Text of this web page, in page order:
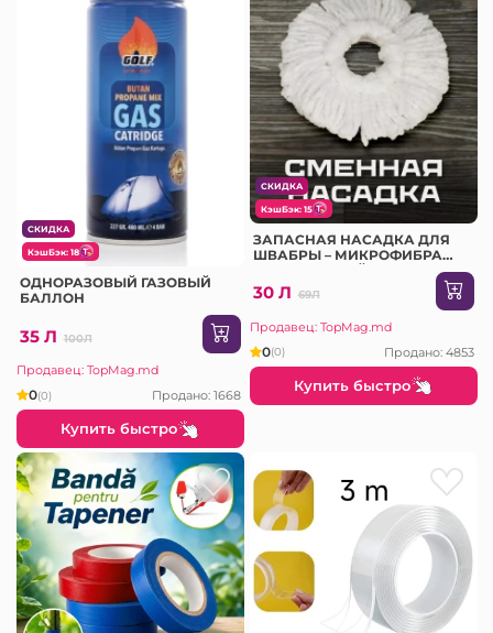
СКИДКА
КэшБэк: 18
ОДНОРАЗОВЫЙ ГАЗОВЫЙ
БАЛЛОН
35 Л 100Л
Продавец: TopMag.md
0(0) Продано: 1668
Купить быстро
СКИДКА
КэшБэк: 15
ЗАПАСНАЯ НАСАДКА ДЛЯ
ШВАБРЫ – МИКРОФИБРА
30 Л 69Л
Продавец: TopMag.md
0(0) Продано: 4853
Купить быстро